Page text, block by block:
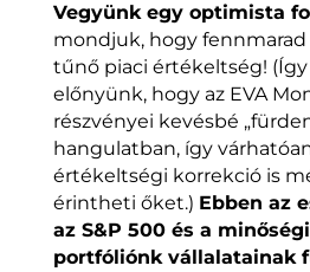
Vegyünk egy optimista
mondjuk, hogy
tűnő piaci értékeltség! (Így
előnyünk, hogy az EVA
részvényei kevésbé
hangulatban, így
értékeltségi korrekció is
érintheti őket.) Ebben az
az S&P 500 és a
portfóliónk vállalatainak